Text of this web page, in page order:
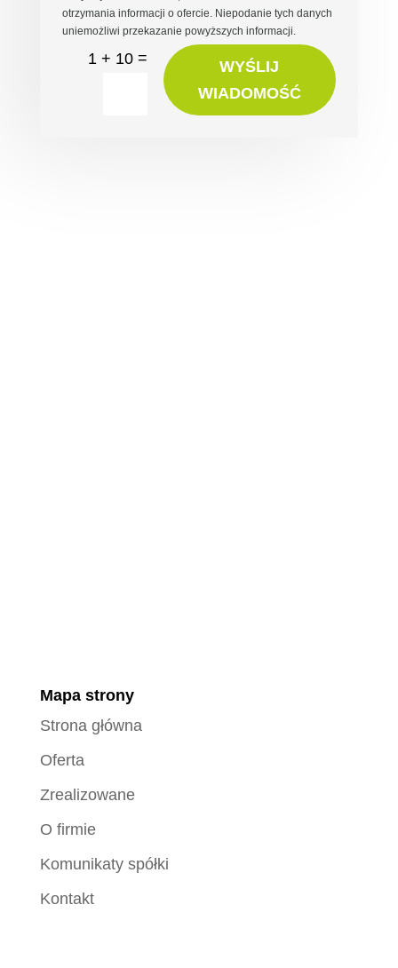
otrzymania informacji o ofercie. Niepodanie tych danych
uniemożliwi przekazanie powyższych informacji.
1 + 10=
WYŚLIJ
WIADOMOŚĆ
Mapa strony
Strona główna
Oferta
Zrealizowane
O firmie
Komunikaty spółki
Kontakt